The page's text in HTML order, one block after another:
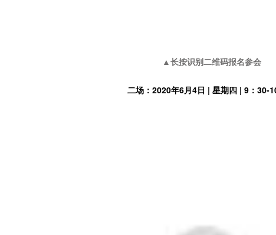
▲长按识别二维码报名参会
二场：2020年6月4日 | 星期四 | 9：30-